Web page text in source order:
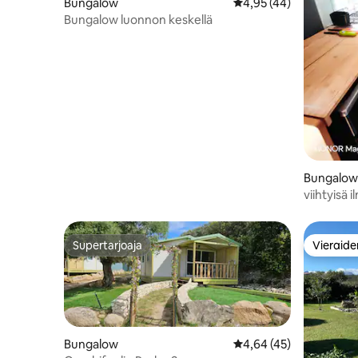
Bungalow luonnon keskellä
Bungalow
viihtyisä
Supertarjoaja
Supertarjoaja
Bungalow Keskimääräinen arvio
4,64 (45)